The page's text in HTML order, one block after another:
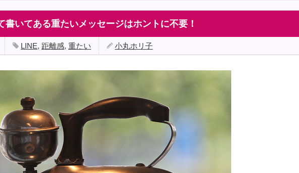
書いてある重たいメッセージはホントに不要！
LINE, 距離感, 重たい 小丸ホリ子